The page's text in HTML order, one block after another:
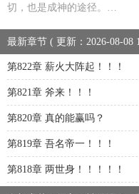
切，也是成神的途径。…
最新章节 ( 更新：2026-08-08
第822章 薪火大阵起！！！
第821章 斧来！！！
第820章 真的能赢吗？
第819章 吾名帝一！！！
第818章 两世身！！！！！